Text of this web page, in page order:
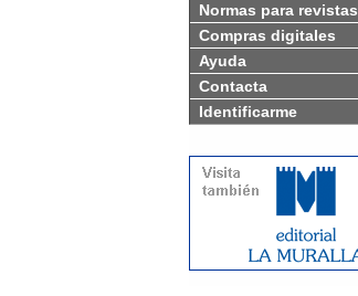
Normas para revistas
Compras digitales
Ayuda
Contacta
Identificarme